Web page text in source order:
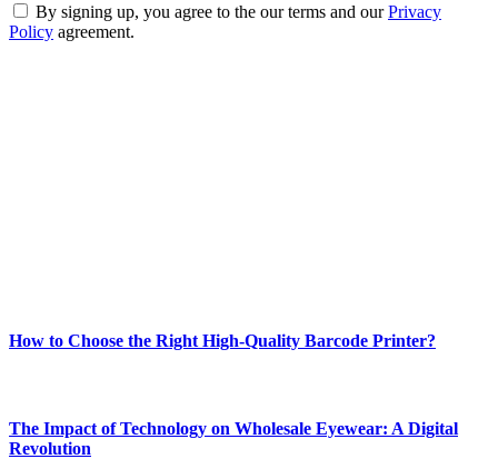
By signing up, you agree to the our terms and ourPrivacy
Policy agreement.
How to Choose the Right High-Quality Barcode Printer?
The Impact of Technology on Wholesale Eyewear: A Digital
Revolution